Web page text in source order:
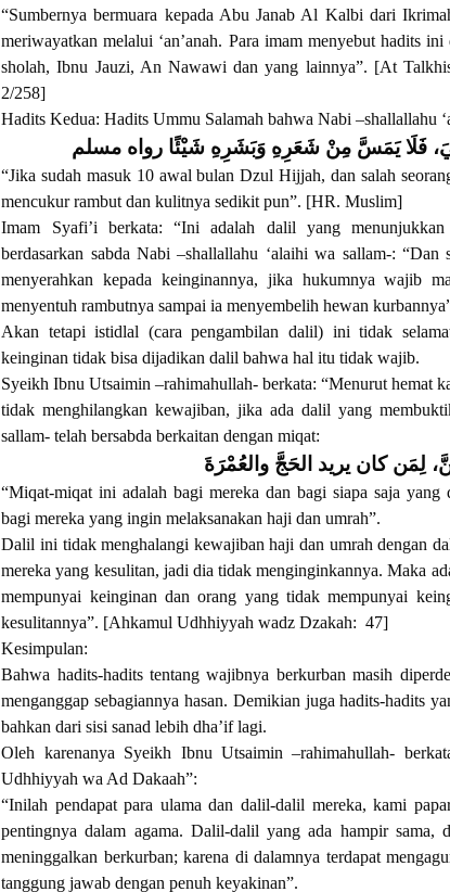
“Sumbernya bermuara kepada Abu Janab Al Kalbi dari
meriwayatkan melalui ‘an’anah. Para imam menyebut hadits
sholah, Ibnu Jauzi, An Nawawi dan yang lainnya”. [At
2/258]
Hadits Kedua: Hadits Ummu Salamah bahwa Nabi –shallallahu
فَلَا يَمَسَّ مِنْ شَعَرِهِ وَبَشَرِهِ شَيْئًا رواه مسلم
“Jika sudah masuk 10 awal bulan Dzul Hijjah, dan salah
mencukur rambut dan kulitnya sedikit pun”. [HR. Muslim]
Imam Syafi’i berkata: “Ini adalah dalil yang
berdasarkan sabda Nabi –shallallahu ‘alaihi wa sallam-:
menyerahkan kepada keinginannya, jika hukumnya wajib
menyentuh rambutnya sampai ia menyembelih hewan
Akan tetapi istidlal (cara pengambilan dalil) ini tidak
keinginan tidak bisa dijadikan dalil bahwa hal itu tidak wajib.
Syeikh Ibnu Utsaimin –rahimahullah- berkata: “Menurut hemat
tidak menghilangkan kewajiban, jika ada dalil yang
sallam- telah bersabda berkaitan dengan miqat:
لِمَن كان يريد الحَجَّ والعُمْرَةَ
“Miqat-miqat ini adalah bagi mereka dan bagi siapa saja yang
bagi mereka yang ingin melaksanakan haji dan umrah”.
Dalil ini tidak menghalangi kewajiban haji dan umrah dengan
mereka yang kesulitan, jadi dia tidak menginginkannya. Maka
mempunyai keinginan dan orang yang tidak mempunyai
kesulitannya”. [Ahkamul Udhhiyyah wadz Dzakah: 47]
Kesimpulan:
Bahwa hadits-hadits tentang wajibnya berkurban masih
menganggap sebagiannya hasan. Demikian juga hadits-hadits
bahkan dari sisi sanad lebih dha’if lagi.
Oleh karenanya Syeikh Ibnu Utsaimin –rahimahullah-
Udhhiyyah wa Ad Dakaah”:
“Inilah pendapat para ulama dan dalil-dalil mereka, kami
pentingnya dalam agama. Dalil-dalil yang ada hampir
meninggalkan berkurban; karena di dalamnya terdapat
tanggung jawab dengan penuh keyakinan”.